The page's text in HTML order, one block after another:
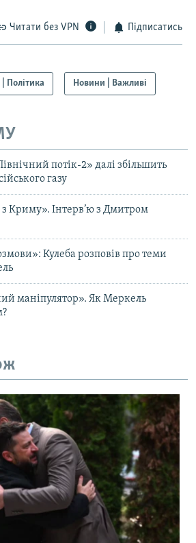
Читати без VPN Підписатись
Політика Новини | Важливі
потік-2» далі збільшить
газу
Криму». Інтерв’ю з Дмитром
Кулеба розповів про теми
маніпулятор». Як Меркель